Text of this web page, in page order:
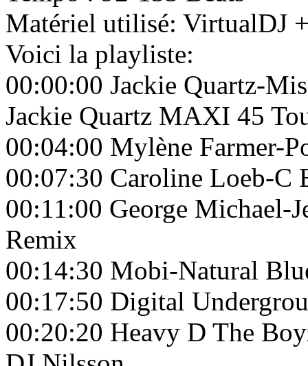
Matériel utilisé: VirtualDJ
Voici la playliste:
00:00:00 Jackie Quartz-
Jackie Quartz MAXI 45
00:04:00 Mylène Farmer-
00:07:30 Caroline Loeb-C
00:11:00 George Michael-
Remix
00:14:30 Mobi-Natural
00:17:50 Digital
00:20:20 Heavy D The